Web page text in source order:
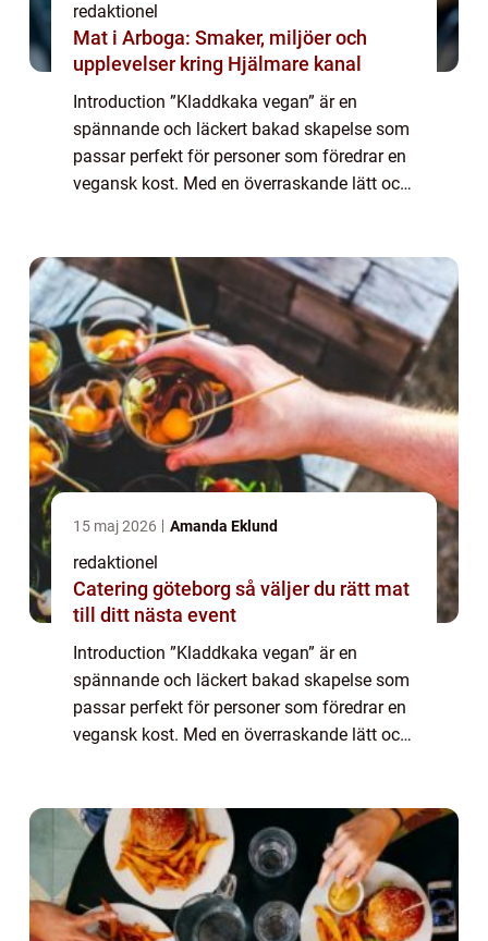
redaktionel
Mat i Arboga: Smaker, miljöer och
upplevelser kring Hjälmare kanal
Introduction ”Kladdkaka vegan” är en
spännande och läckert bakad skapelse som
passar perfekt för personer som föredrar en
vegansk kost. Med en överraskande lätt och
15 maj 2026 Amanda Eklund
redaktionel
Catering göteborg så väljer du rätt mat
till ditt nästa event
Introduction ”Kladdkaka vegan” är en
spännande och läckert bakad skapelse som
passar perfekt för personer som föredrar en
vegansk kost. Med en överraskande lätt och